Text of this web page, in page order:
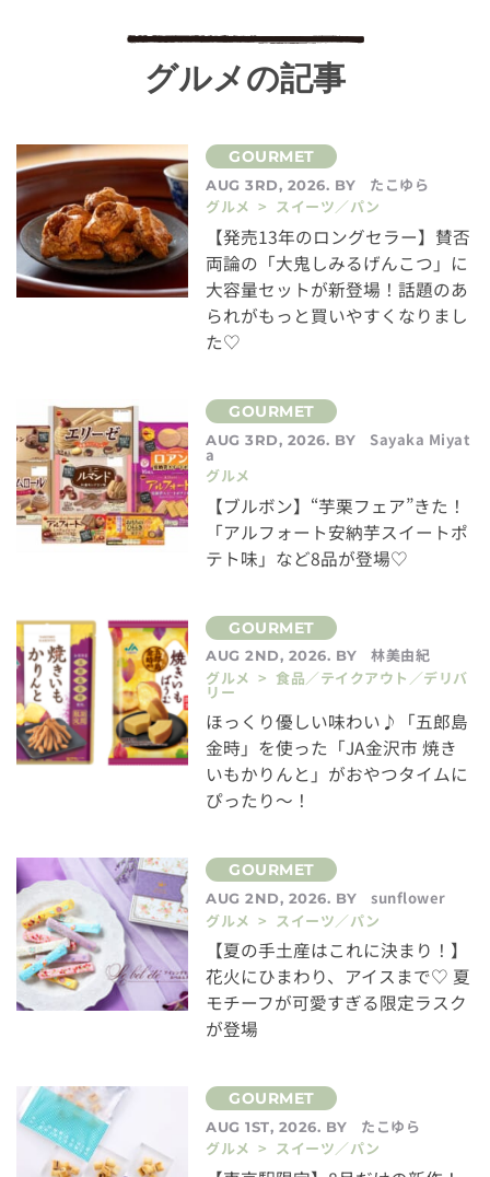
グルメの記事
AUG 3RD, 2026. BY
たこゆら
グルメ > スイーツ／パン
【発売13年のロングセラー】賛否
両論の「大鬼しみるげんこつ」に
大容量セットが新登場！話題のあ
られがもっと買いやすくなりまし
た♡
AUG 3RD, 2026. BY Sayaka Miyat
a
グルメ
【ブルボン】“芋栗フェア”きた！
「アルフォート安納芋スイートポ
テト味」など8品が登場♡
AUG 2ND, 2026. BY
林美由紀
グルメ > 食品／テイクアウト／デリバ
リー
ほっくり優しい味わい♪「五郎島
金時」を使った「JA金沢市 焼き
いもかりんと」がおやつタイムに
ぴったり～！
AUG 2ND, 2026. BY
sunflower
グルメ > スイーツ／パン
【夏の手土産はこれに決まり！】
花火にひまわり、アイスまで♡ 夏
モチーフが可愛すぎる限定ラスク
が登場
AUG 1ST, 2026. BY
たこゆら
グルメ > スイーツ／パン